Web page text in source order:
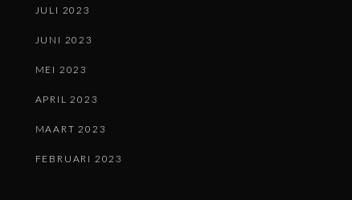
JULI 2023
JUNI 2023
MEI 2023
APRIL 2023
MAART 2023
FEBRUARI 2023